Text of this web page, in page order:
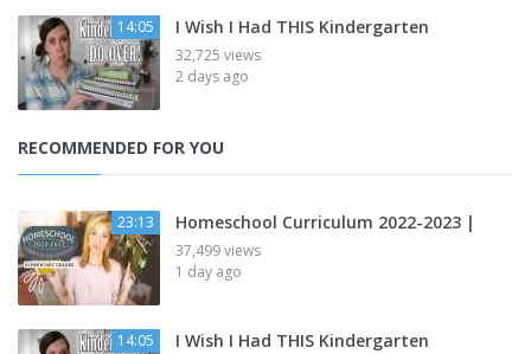
14:05 I Wish I Had THIS Kindergarten
32,725 views
2 days ago
RECOMMENDED FOR YOU
23:13 Homeschool Curriculum 2022-2023 |
37,499 views
1 day ago
14:05 I Wish I Had THIS Kindergarten